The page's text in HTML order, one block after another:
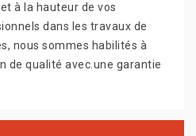
à la hauteur de vos
dans les travaux de
nous sommes habilités à
de qualité avec.une garantie